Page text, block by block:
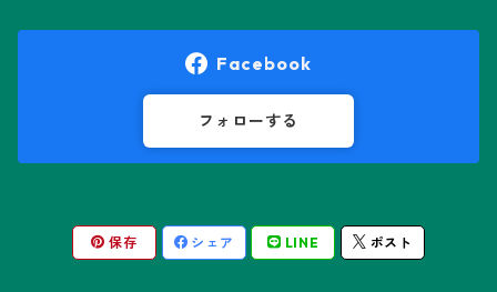
friedrichii LB 2178
キリンドロオプンチア属
ユーフォルビア属
Facebook
フォローする
保存 シェア LINE ポスト